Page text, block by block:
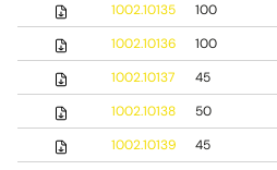
1002.10135
100
1002.10136
100
1002.10137
45
1002.10138
50
1002.10139
45